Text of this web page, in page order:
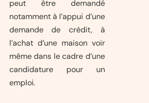
peut être demandé
notamment à l’appui d’une
demande de crédit, à
l’achat d’une maison voir
même dans le cadre d’une
candidature pour un
emploi.